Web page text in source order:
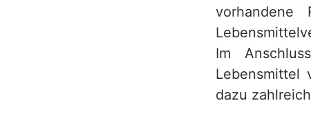
Im
Lebensmittel
dazu